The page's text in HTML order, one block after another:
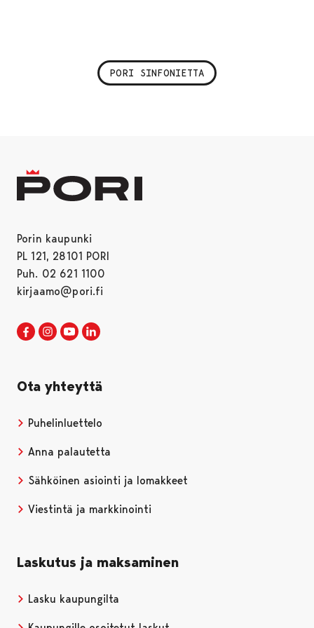
PORI SINFONIETTA
Porin kaupunki
PL 121, 28101 PORI
Puh. 02 621 1100
kirjaamo@pori.fi
Porin kaupunki Facebookissa
Avautuu uudessa välilehdessä
Porin kaupunki Instagramissa
Avautuu uudessa välilehdessä
Porin kaupunki Youtubessa
Avautuu uudessa välilehdessä
Ota yhteyttä
Puhelinluettelo
Anna palautetta
Sähköinen asiointi ja lomakkeet
Viestintä ja markkinointi
Laskutus ja maksaminen
Lasku kaupungilta